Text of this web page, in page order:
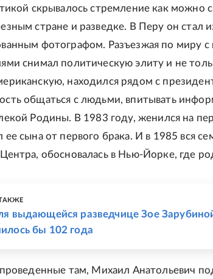
скрывалось стремление как можно
стране и разведке. В Перу он стал
фотографом. Разъезжая по миру с
снимал политическую элиту и не
находился рядом с
общаться с людьми, впитывать
Родины. В 1983 году, женился на
ее сына от первого брака. И в 1985 вся
обосновалась в Нью-Йорке, где
выдающейся разведчице Зое
бы 102 года
там, Михаил Анатольевич